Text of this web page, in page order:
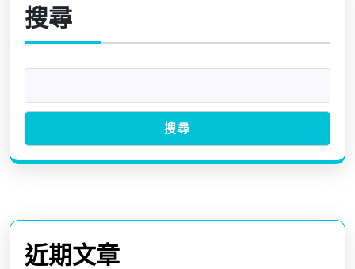
覽
post:
搜尋
搜尋
近期文章